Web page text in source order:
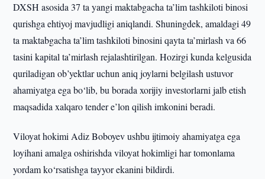
DXSH asosida 37 ta yangi maktabgacha ta’lim tashkiloti binosi
qurishga ehtiyoj mavjudligi aniqlandi. Shuningdek, amaldagi 49
ta maktabgacha ta’lim tashkiloti binosini qayta ta’mirlash va 66
tasini kapital ta’mirlash rejalashtirilgan. Hozirgi kunda kelgusida
quriladigan ob’yektlar uchun aniq joylarni belgilash ustuvor
ahamiyatga ega bo‘lib, bu borada xorijiy investorlarni jalb etish
maqsadida xalqaro tender e’lon qilish imkonini beradi.
Viloyat hokimi Adiz Boboyev ushbu ijtimoiy ahamiyatga ega
loyihani amalga oshirishda viloyat hokimligi har tomonlama
yordam ko‘rsatishga tayyor ekanini bildirdi.